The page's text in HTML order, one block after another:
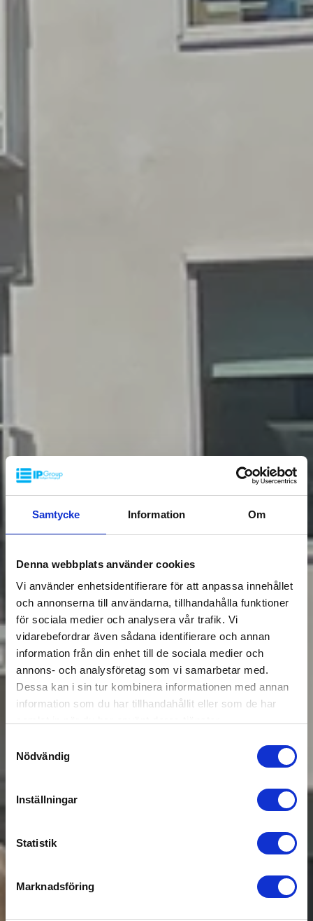
Samtycke Information Om
Denna webbplats använder cookies
Vi använder enhetsidentifierare för att anpassa innehållet
och annonserna till användarna, tillhandahålla funktioner
för sociala medier och analysera vår trafik. Vi
vidarebefordrar även sådana identifierare och annan
information från din enhet till de sociala medier och
annons- och analysföretag som vi samarbetar med.
Dessa kan i sin tur kombinera informationen med annan
information som du har tillhandahållit eller som de har
Nödvändig
Inställningar
Statistik
Marknadsföring